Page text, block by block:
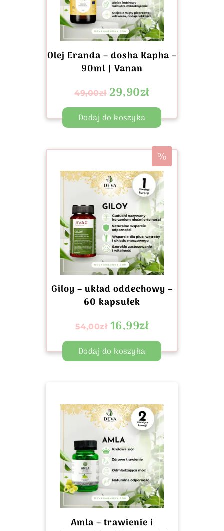
Olej Eranda – dosha Kapha –
90ml | Vanan
49,00zł 29,90zł
Dodaj do koszyka
Giloy – układ oddechowy –
60 kapsułek
54,00zł 16,99zł
Dodaj do koszyka
Amla – trawienie i